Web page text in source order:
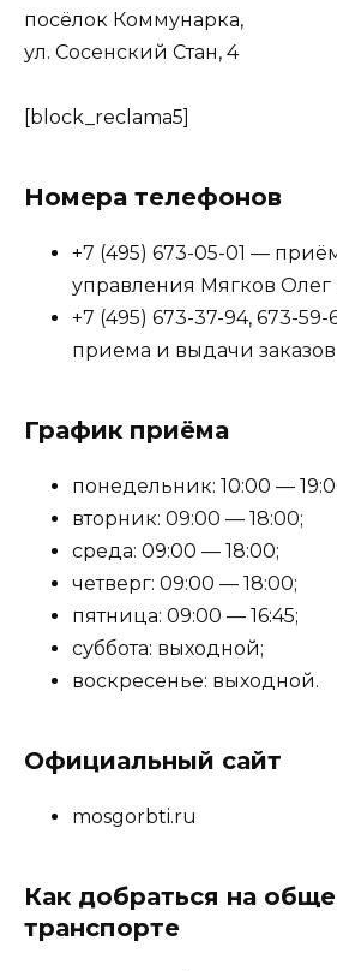
посёлок Коммунарка,
ул. Сосенский Стан, 4
[block_reclama5]
Номера телефонов
+7 (495) 673-05-01 —
управления Мягков
+7 (495) 673-37-94, 673-
приема и выдачи заказов
График приёма
понедельник: 10:00 —
вторник: 09:00 — 18:00;
среда: 09:00 — 18:00;
четверг: 09:00 — 18:00;
пятница: 09:00 — 16:45;
суббота: выходной;
воскресенье: выходной.
Официальный сайт
mosgorbti.ru
Как добраться на
транспорте